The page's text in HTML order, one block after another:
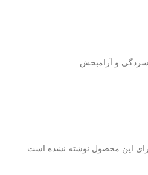
و آرامبخش
این محصول نوشته نشده است.